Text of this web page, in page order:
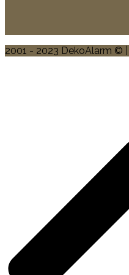
2001 - 2023 DekoAlarm ©